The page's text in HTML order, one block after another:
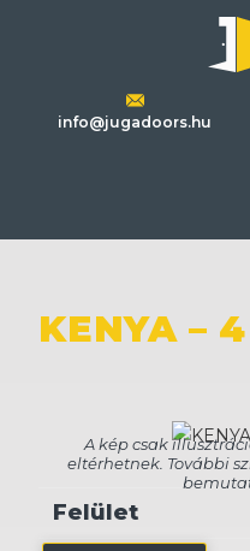
info@jugadoors.hu
KENYA –
Felület